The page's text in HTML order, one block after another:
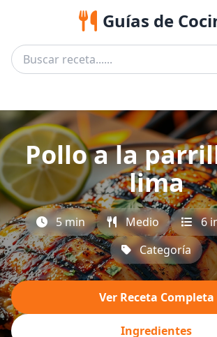
Guías de
Pollo a la
lima
5 min Medio
6
Categoría
Ver Receta Completa
Ingredientes